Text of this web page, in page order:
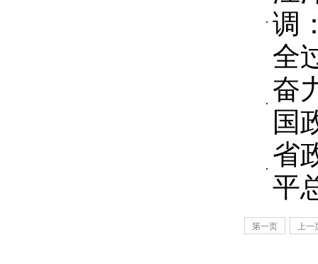
调
全
奋
国
省
平
第一页 上一